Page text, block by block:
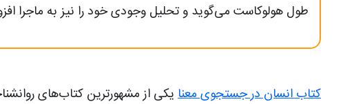
طول هولوکاست می‌گوید و تحلیل وجودی خود را نیز به ماجرا
کتاب انسان در جستجوی معنا یکی از مشهورترین کتاب‌های